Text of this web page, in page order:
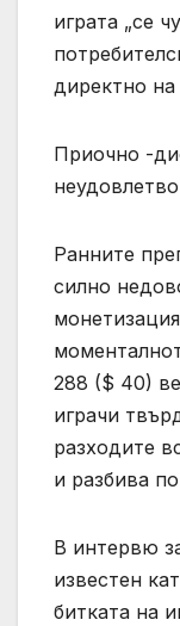
играта „се
директно
Приочно -
Ранните
силно
288 ($ 40)
играчи
разходите
и разбива
В интервю
известен
битката на